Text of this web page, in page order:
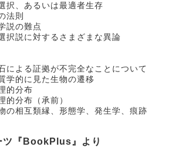
、あるいは最適者生存
法則
説の難点
説に対するさまざまな異論
よる証拠が不完全なことについて
的に見た生物の遷移
的分布
分布（承前）
相互類縁、形態学、発生学、痕跡
ツ『BookPlus』より